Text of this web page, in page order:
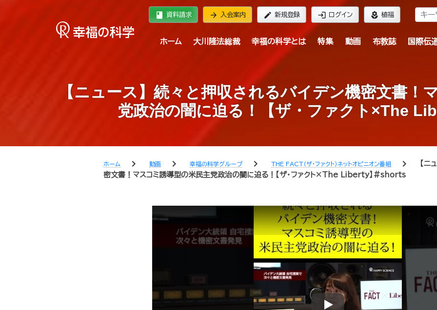
book 資料請求 arrow_forward 入会案内 edit 新規登録 login ログイン local_florist 植福
ホーム 大川隆法総裁 幸福の科学とは 特集 動画 布教誌 国際伝
【ニュース】続々と押収されるバイデン機密文書！
党政治の闇に迫る！【ザ・ファクト×The
ホーム chevron_right 動画 chevron_right 幸福の科学グループ chevron_right THE FACT（ザ・ファクト）ネットオピニオン番組 chevron_right
【ニ
密文書！マスコミ誘導型の米民主党政治の闇に迫る！【ザ・ファクト×The Liberty】#shorts